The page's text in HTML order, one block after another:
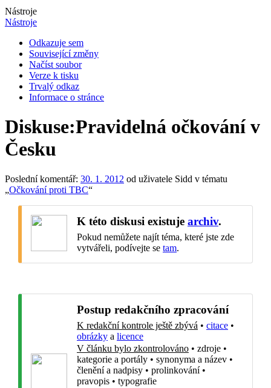
Nástroje
Nástroje
Odkazuje sem
Související změny
Načíst soubor
Verze k tisku
Trvalý odkaz
Informace o stránce
Diskuse:Pravidelná očkování v
Česku
Poslední komentář: 30. 1. 2012 od uživatele Sidd v tématu
„Očkování proti TBC“
K této diskusi existuje archiv.
Pokud nemůžete najít téma, které jste zde
vytvářeli, podívejte se tam.
Postup redakčního zpracování
K redakční kontrole ještě zbývá • citace •
obrázky a licence
V článku bylo zkontrolováno • zdroje •
kategorie a portály • synonyma a název •
členění a nadpisy • prolinkování•
pravopis • typografie